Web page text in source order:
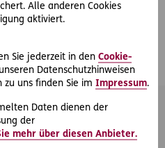
Alle anderen Cookies
aktiviert.
Sie jederzeit in den Cookie-
Datenschutzhinweisen
uns finden Sie im Impressum.
Daten dienen der
der
mehr über diesen Anbieter.
interessieren